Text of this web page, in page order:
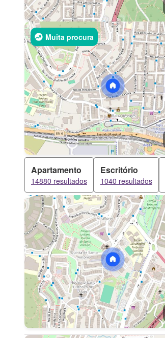
Muita procura
Apartamento
14880 resultados
Escritório
1040 resultados